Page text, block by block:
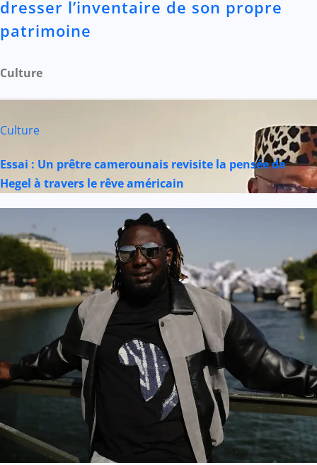
dresser l’inventaire de son propre
patrimoine
Culture
Culture
Essai : Un prêtre camerounais revisite la pensée de
Hegel à travers le rêve américain